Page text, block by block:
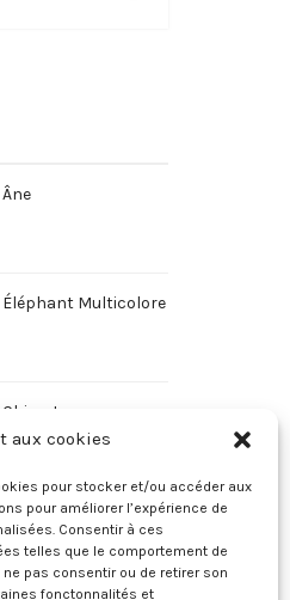
aux cookies
pour stocker et/ou accéder aux
pour améliorer l’expérience de
Consentir à ces
telles que le comportement de
pas consentir ou de retirer son
fonctonnalités et
Éléphant Multicolore
Jaune